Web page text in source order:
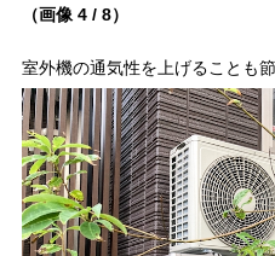
（画像 4 / 8）
室外機の通気性を上げることも